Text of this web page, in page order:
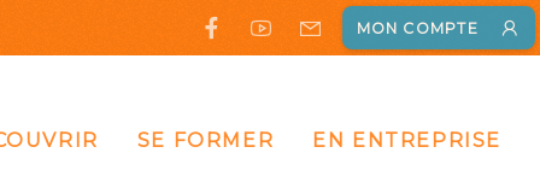
MON COMPTE
SE FORMER EN ENTREPRISE